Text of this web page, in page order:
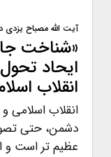
آیت الله مصباح
«شناخت
ایحاد
انقلاب
انقلاب اسلامی
دشمن، حتی
عظیم تر است و